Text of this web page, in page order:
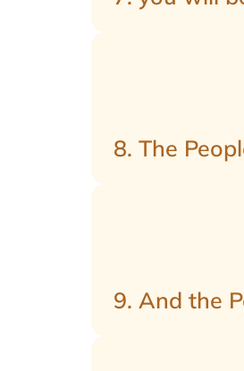
8. The
9. And the